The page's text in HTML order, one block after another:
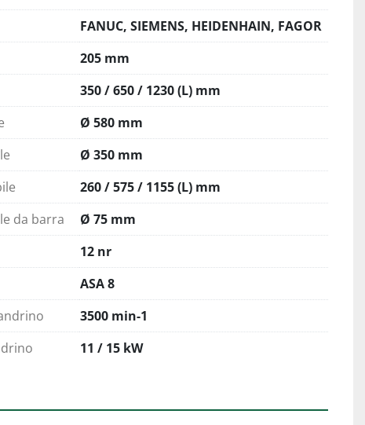
FANUC, SIEMENS, HEIDENHAIN, FAGOR
205 mm
350 / 650 / 1230 (L) mm
Ø 580 mm
Ø 350 mm
260 / 575 / 1155 (L) mm
da barra
Ø 75 mm
12 nr
ASA 8
3500 min-1
11 / 15 kW